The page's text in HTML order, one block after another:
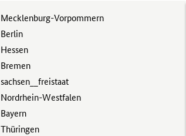
Mecklenburg-Vorpommern
Berlin
Hessen
Bremen
sachsen__freistaat
Nordrhein-Westfalen
Bayern
Thüringen